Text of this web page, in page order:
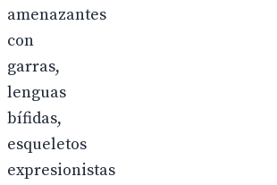
amenazantes
con
garras,
lenguas
bífidas,
esqueletos
expresionistas